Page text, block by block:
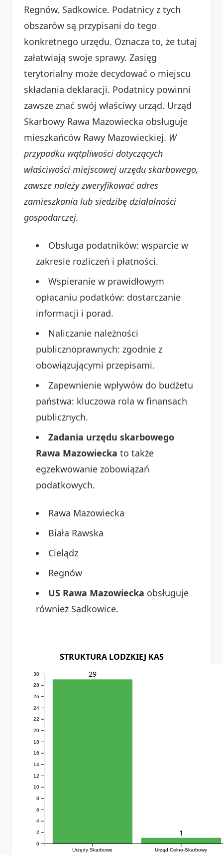
Regnów, Sadkowice. Podatnicy z tych
obszarów są przypisani do tego
konkretnego urzędu. Oznacza to, że tutaj
załatwiają swoje sprawy. Zasięg
terytorialny może decydować o miejscu
składania deklaracji. Podatnicy powinni
zawsze znać swój właściwy urząd. Urząd
Skarbowy Rawa Mazowiecka obsługuje
mieszkańców Rawy Mazowieckiej. W
przypadku wątpliwości dotyczących
właściwości miejscowej urzędu skarbowego,
zawsze należy zweryfikować adres
zamieszkania lub siedzibę działalności
gospodarczej.
Obsługa podatników: wsparcie w
zakresie rozliczeń i płatności.
Wspieranie w prawidłowym
opłacaniu podatków: dostarczanie
informacji i porad.
Naliczanie należności
publicznoprawnych: zgodnie z
obowiązującymi przepisami.
Zapewnienie wpływów do budżetu
państwa: kluczowa rola w finansach
publicznych.
Zadania urzędu skarbowego
Rawa Mazowiecka to także
egzekwowanie zobowiązań
podatkowych.
Rawa Mazowiecka
Biała Rawska
Cielądz
Regnów
US Rawa Mazowiecka obsługuje
również Sadkowice.
STRUKTURA LODZKIEJ KAS
Urzędy Skarbowe Urząd Celno-Skarbowy
0
2
4
6
8
10
12
14
16
18
20
22
24
26
28
30 29
1